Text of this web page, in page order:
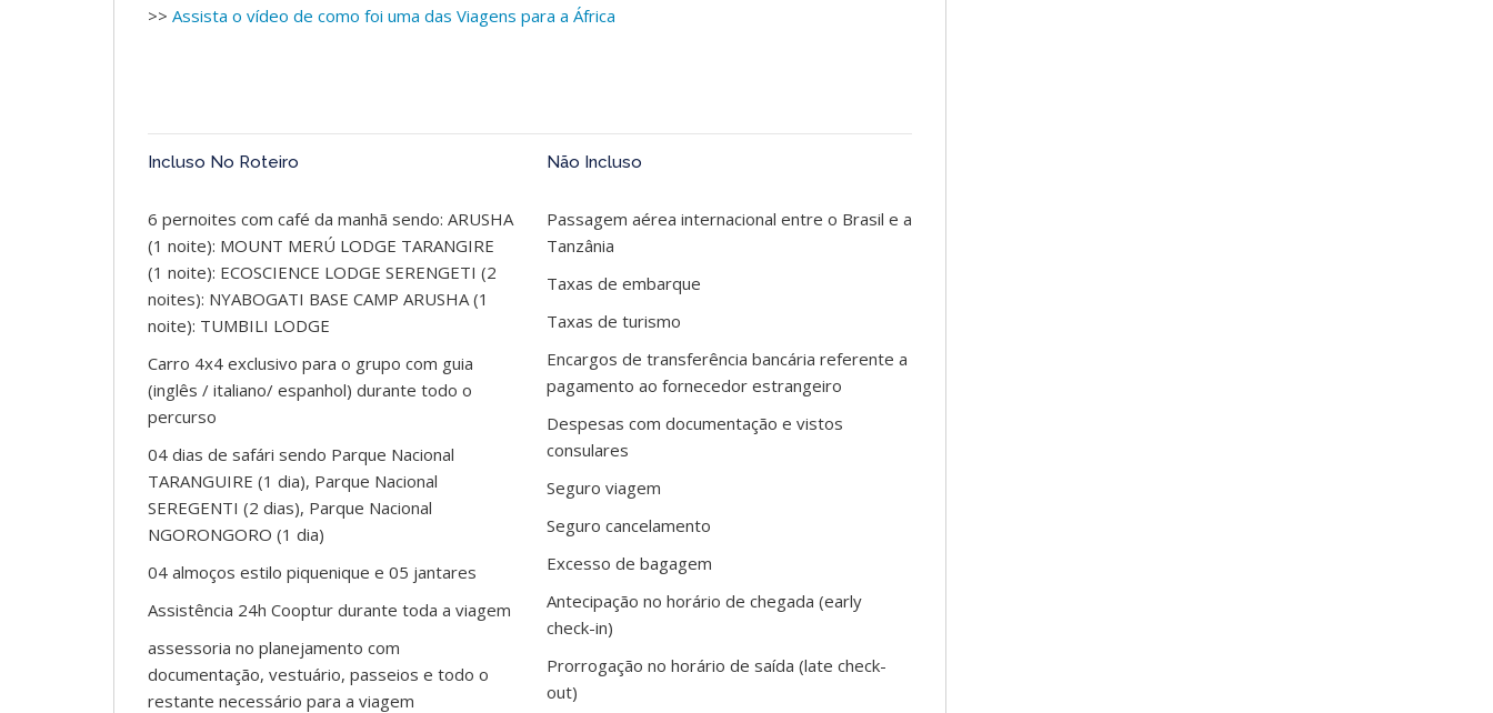
>> Assista o vídeo de como foi uma das Viagens para a África
Incluso No Roteiro
6 pernoites com café da manhã sendo: ARUSHA
(1 noite): MOUNT MERÚ LODGE TARANGIRE
(1 noite): ECOSCIENCE LODGE SERENGETI (2
noites): NYABOGATI BASE CAMP ARUSHA (1
noite): TUMBILI LODGE
Carro 4x4 exclusivo para o grupo com guia
(inglês / italiano/ espanhol) durante todo o
percurso
04 dias de safári sendo Parque Nacional
TARANGUIRE (1 dia), Parque Nacional
SEREGENTI (2 dias), Parque Nacional
NGORONGORO (1 dia)
04 almoços estilo piquenique e 05 jantares
Assistência 24h Cooptur durante toda a viagem
assessoria no planejamento com
documentação, vestuário, passeios e todo o
restante necessário para a viagem
Não Incluso
Passagem aérea internacional entre o Brasil e a
Tanzânia
Taxas de embarque
Taxas de turismo
Encargos de transferência bancária referente a
pagamento ao fornecedor estrangeiro
Despesas com documentação e vistos
consulares
Seguro viagem
Seguro cancelamento
Excesso de bagagem
Antecipação no horário de chegada (early
check-in)
Prorrogação no horário de saída (late check-
out)